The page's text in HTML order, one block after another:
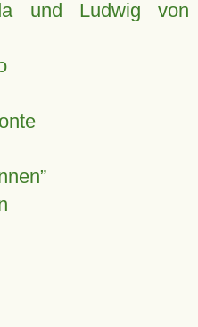
und Ludwig von